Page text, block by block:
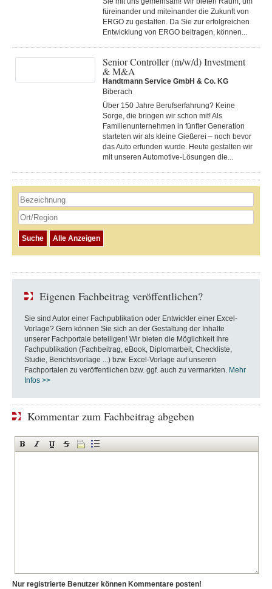
füreinander und miteinander die Zukunft von
ERGO zu gestalten. Da Sie zur erfolgreichen
Entwicklung von ERGO beitragen, können...
Senior Controller (m/w/d) Investment
& M&A
Handtmann Service GmbH & Co. KG
Biberach
Über 150 Jahre Berufserfahrung? Keine
Sorge, die bringen wir schon mit! Als
Familienunternehmen in fünfter Generation
starteten wir als kleine Gießerei – noch bevor
das Auto erfunden wurde. Heute gestalten wir
mit unseren Automotive-Lösungen die...
Eigenen Fachbeitrag veröffentlichen?
Sie sind Autor einer Fachpublikation oder Entwickler einer Excel-
Vorlage? Gern können Sie sich an der Gestaltung der Inhalte
unserer Fachportale beteiligen! Wir bieten die Möglichkeit Ihre
Fachpublikation (Fachbeitrag, eBook, Diplomarbeit, Checkliste,
Studie, Berichtsvorlage ...) bzw. Excel-Vorlage auf unseren
Fachportalen zu veröffentlichen bzw. ggf. auch zu vermarkten. Mehr
Infos >>
Kommentar zum Fachbeitrag abgeben
Nur registrierte Benutzer können Kommentare posten!